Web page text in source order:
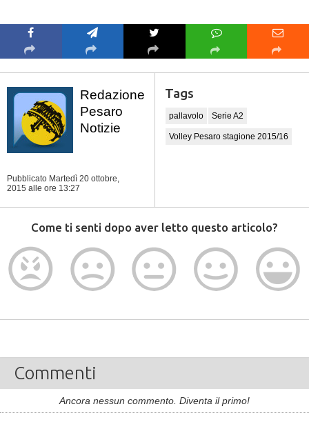
Redazione
Pesaro
Notizie
Pubblicato Martedì 20 ottobre,
2015 alle ore 13:27
Tags
pallavolo Serie A2
Volley Pesaro stagione 2015/16
Come ti senti dopo aver letto questo articolo?
Commenti
Ancora nessun commento. Diventa il primo!